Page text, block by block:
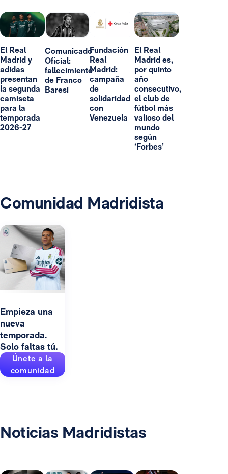
El Real
Madrid y
adidas
presentan
la segunda
camiseta
para la
temporada
2026-27
Comunicado
Oficial:
fallecimiento
de Franco
Baresi
Fundación
Real
Madrid:
campaña
de
solidaridad
con
Venezuela
El Real
Madrid es,
por quinto
año
consecutivo,
el club de
fútbol más
valioso del
mundo
según
‘Forbes’
Comunidad Madridista
Empieza una
nueva
temporada.
Solo faltas tú.
Únete a la
comunidad
Noticias Madridistas